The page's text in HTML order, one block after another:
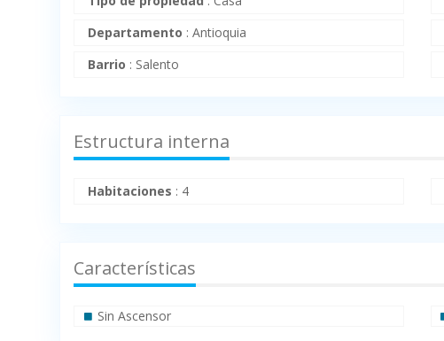
Departamento :Antioquia
Barrio : Salento
Estructura interna
Habitaciones : 4
Características
Sin Ascensor